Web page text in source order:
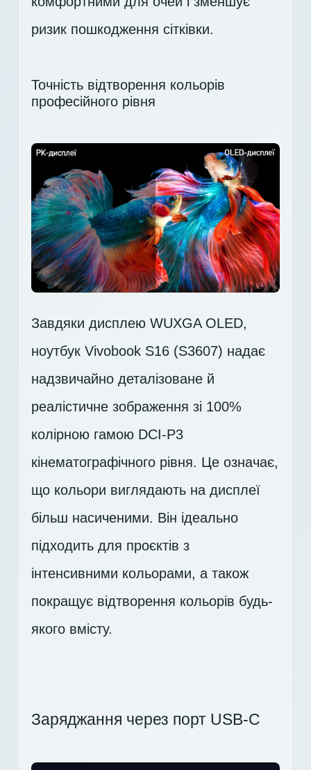
ризик пошкодження сітківки.
Точність відтворення кольорів
професійного рівня
Завдяки дисплею WUXGA OLED,
ноутбук Vivobook S16 (S3607) надає
надзвичайно деталізоване й
реалістичне зображення зі 100%
колірною гамою DCI-P3
кінематографічного рівня. Це означає,
що кольори виглядають на дисплеї
більш насиченими. Він ідеально
підходить для проєктів з
інтенсивними кольорами, а також
покращує відтворення кольорів будь-
якого вмісту.
Заряджання через порт USB-C